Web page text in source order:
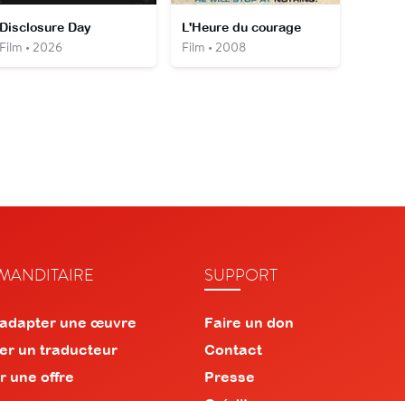
Day
• 2026
L'Heure du courage
Film • 2008
une œuvre
un traducteur
une offre
SUPPORT
Faire un don
Contact
Presse